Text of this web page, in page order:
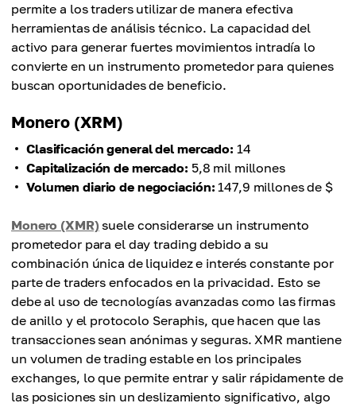
permite a los traders utilizar de manera efectiva
herramientas de análisis técnico. La capacidad del
activo para generar fuertes movimientos intradía lo
convierte en un instrumento prometedor para quienes
buscan oportunidades de beneficio.
Monero (XRM)
Clasificación general del mercado: 14
Capitalización de mercado: 5,8 mil millones
Volumen diario de negociación: 147,9 millones de $
Monero (XMR) suele considerarse un instrumento
prometedor para el day trading debido a su
combinación única de liquidez e interés constante por
parte de traders enfocados en la privacidad. Esto se
debe al uso de tecnologías avanzadas como las firmas
de anillo y el protocolo Seraphis, que hacen que las
transacciones sean anónimas y seguras. XMR mantiene
un volumen de trading estable en los principales
exchanges, lo que permite entrar y salir rápidamente de
las posiciones sin un deslizamiento significativo, algo